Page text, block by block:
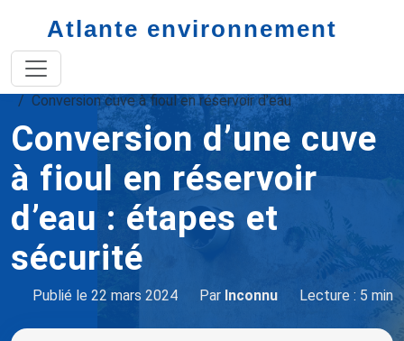
Atlante environnement
Accueil
Conversion cuve à fioul en réservoir d’eau
Conversion d’une cuve
à fioul en réservoir
d’eau : étapes et
sécurité
Publié le 22 mars 2024 Par Inconnu Lecture : 5 min